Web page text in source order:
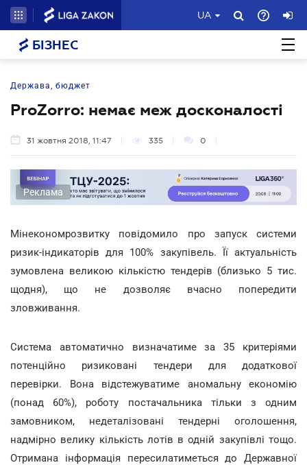
UA
БІЗНЕС
Держава, бюджет
ProZorro: немає меж досконалості
31 жовтня 2018, 11:47 335 0
Реклама
Мінекономрозвитку повідомило про запуск системи
ризик-індикаторів для 100% закупівель. Її актуальність
зумовлена великою кількістю тендерів (близько 5 тис.
щодня), що не дозволяє вчасно попередити
зловживання.
Система автоматично визначатиме за 35 критеріями
потенційно ризиковані тендери для додаткової
перевірки. Вона відстежуватиме аномальну економію
(понад 60%), роботу постачальника тільки з одним
замовником, недеталізовані тендерні оголошення,
надмірно велику кількість лотів в одній закупівлі тощо.
Отримана інформація пересилатиметься до Державної